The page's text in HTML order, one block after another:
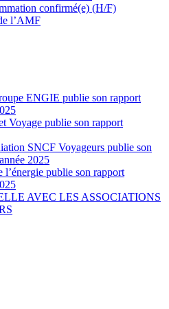
confirmé(e) (H/F)
l’AMF
ENGIE publie son rapport
Voyage publie son rapport
SNCF Voyageurs publie son
2025
publie son rapport
AVEC LES ASSOCIATIONS